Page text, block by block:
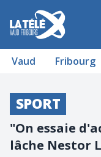
La Télé -
Vaud Fribourg
SPORT
"On essaie
lâche Nestor